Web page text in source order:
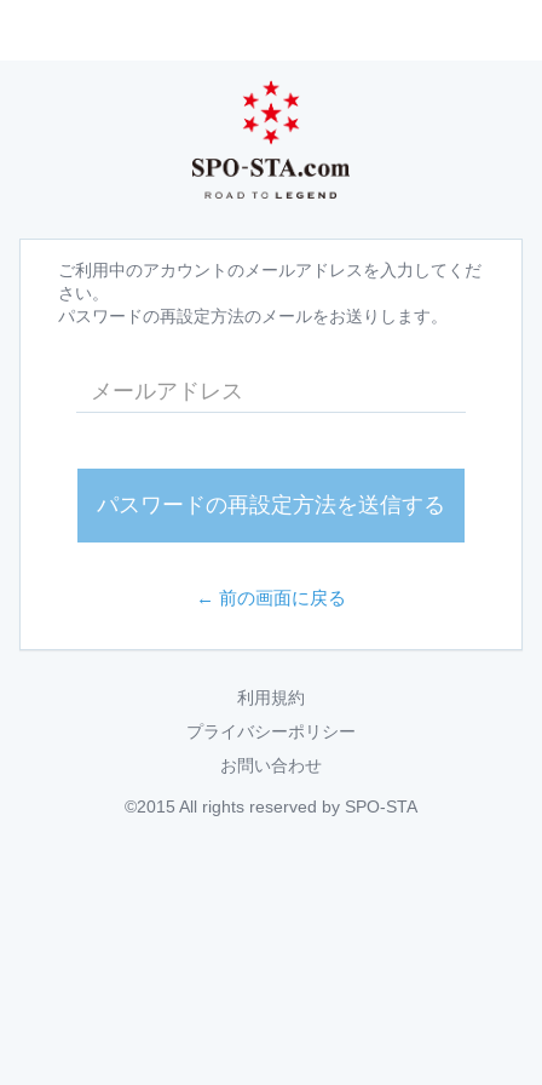
ご利用中のアカウントのメールアドレスを入力してくだ
さい。
パスワードの再設定方法のメールをお送りします。
パスワードの再設定方法を送信する
← 前の画面に戻る
利用規約
プライバシーポリシー
お問い合わせ
©2015 All rights reserved by SPO-STA